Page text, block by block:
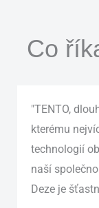
Co
"TENTO,
kterému
technologií
naší
Deze je